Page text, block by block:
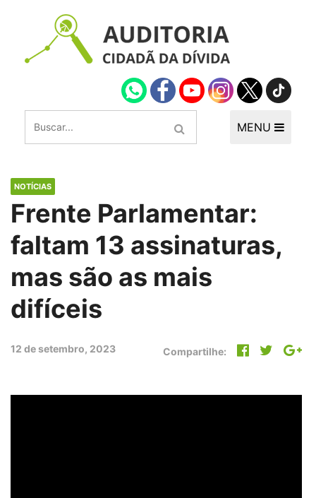
MENU
NOTÍCIAS
Frente Parlamentar:
faltam 13 assinaturas,
mas são as mais
difíceis
12 de setembro, 2023 Compartilhe: